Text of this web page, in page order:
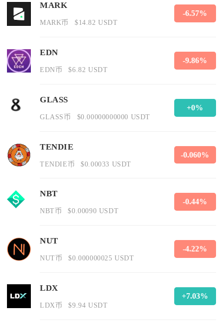
MARK
MARK币 $14.82 USDT
-6.57%
EDN
EDN币 $6.82 USDT
-9.86%
GLASS
GLASS币 $0.00000000000 USDT
+0%
TENDIE
TENDIE币 $0.00033 USDT
-0.060%
NBT
NBT币 $0.00090 USDT
-0.44%
NUT
NUT币 $0.000000025 USDT
-4.22%
LDX
LDX币 $9.94 USDT
+7.03%